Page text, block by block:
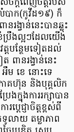
បាក(កូវីដ១៩) ក៏
ង្វាន់នេះបានឆ្លុះ
ប្រឹងល្អៗដែលយើង
ត្តបន្ថែមទៀតដល់
ានរង្វាន់នេះ
ម​ ខេ នោះទេ
ភាគហ៊ុន និងបុគ្គលិក
ក្នុងការរក្សាបាន
ប្ដេជ្ញាចិត្តខ្ពស់ពី
លាយ តម្លាភាព